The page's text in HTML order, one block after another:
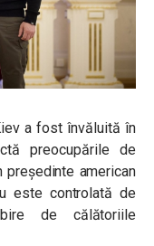
a fost învăluită în
preocupările de
american
este controlată de
de călătoriile